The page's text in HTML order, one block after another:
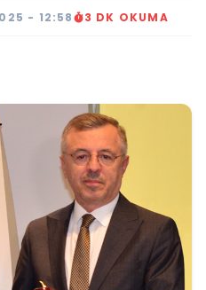
- 12:58 3 DK OKUMA